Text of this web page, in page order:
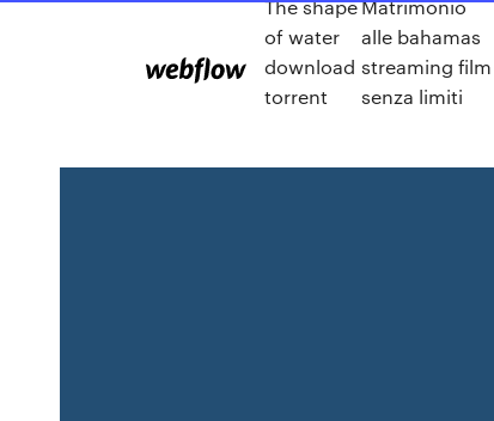
The shape
of water
download
torrent
Matrimonio
alle bahamas
streaming film
senza limiti